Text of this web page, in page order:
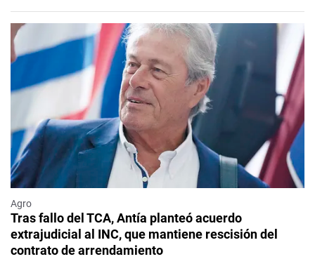
Agro
Tras fallo del TCA, Antía planteó acuerdo
extrajudicial al INC, que mantiene rescisión del
contrato de arrendamiento